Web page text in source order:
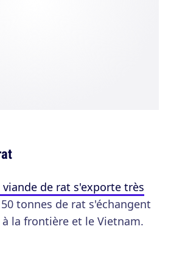
viande de rat s'exporte très
tonnes de rat s'échangent
la frontière et le Vietnam.